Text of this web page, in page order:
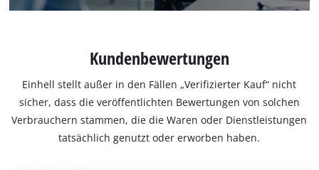
Kundenbewertungen
Einhell stellt außer in den Fällen „Verifizierter Kauf“ nicht
sicher, dass die veröffentlichten Bewertungen von solchen
Verbrauchern stammen, die die Waren oder Dienstleistungen
tatsächlich genutzt oder erworben haben.